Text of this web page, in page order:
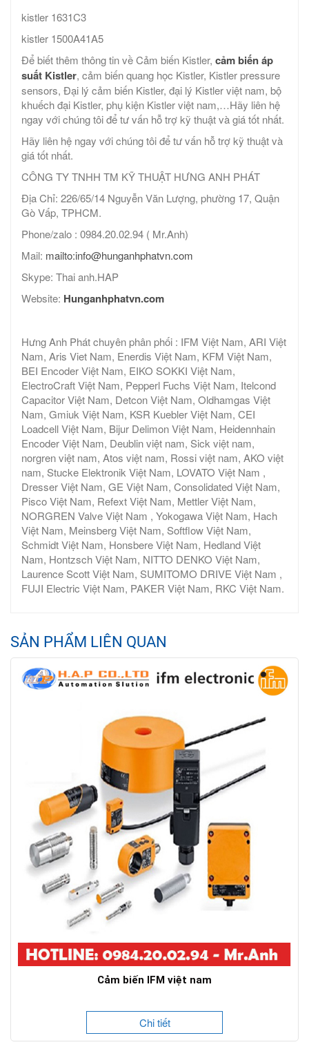
kistler 1631C3
kistler 1500A41A5
Để biết thêm thông tin về Cảm biến Kistler, cảm biến áp
suất Kistler, cảm biến quang học Kistler, Kistler pressure
sensors, Đại lý cảm biến Kistler, đại lý Kistler việt nam, bộ
khuếch đại Kistler, phụ kiện Kistler việt nam,…Hãy liên hệ
ngay với chúng tôi để tư vấn hỗ trợ kỹ thuật và giá tốt nhất.
Hãy liên hệ ngay với chúng tôi để tư vấn hỗ trợ kỹ thuật và
giá tốt nhất.
CÔNG TY TNHH TM KỸ THUẬT HƯNG ANH PHÁT
Địa Chỉ: 226/65/14 Nguyễn Văn Lượng, phường 17, Quận
Gò Vấp, TPHCM.
Phone/zalo : 0984.20.02.94 ( Mr.Anh)
Mail: mailto:info@hunganhphatvn.com
Skype: Thai anh.HAP
Website: Hunganhphatvn.com
Hưng Anh Phát chuyên phân phối : IFM Việt Nam, ARI Việt
Nam, Aris Viet Nam, Enerdis Việt Nam, KFM Việt Nam,
BEI Encoder Việt Nam, EIKO SOKKI Việt Nam,
ElectroCraft Việt Nam, Pepperl Fuchs Việt Nam, Itelcond
Capacitor Việt Nam, Detcon Việt Nam, Oldhamgas Việt
Nam, Gmiuk Việt Nam, KSR Kuebler Việt Nam, CEI
Loadcell Việt Nam, Bijur Delimon Việt Nam, Heidennhain
Encoder Việt Nam, Deublin việt nam, Sick việt nam,
norgren việt nam, Atos việt nam, Rossi việt nam, AKO việt
nam, Stucke Elektronik Việt Nam, LOVATO Việt Nam ,
Dresser Việt Nam, GE Việt Nam, Consolidated Việt Nam,
Pisco Việt Nam, Refext Việt Nam, Mettler Việt Nam,
NORGREN Valve Việt Nam , Yokogawa Việt Nam, Hach
Việt Nam, Meinsberg Việt Nam, Softflow Việt Nam,
Schmidt Việt Nam, Honsbere Việt Nam, Hedland Việt
Nam, Hontzsch Việt Nam, NITTO DENKO Việt Nam,
Laurence Scott Việt Nam, SUMITOMO DRIVE Việt Nam ,
FUJI Electric Việt Nam, PAKER Việt Nam, RKC Việt Nam.
SẢN PHẨM LIÊN QUAN
Cảm biến IFM việt nam
Chi tiết